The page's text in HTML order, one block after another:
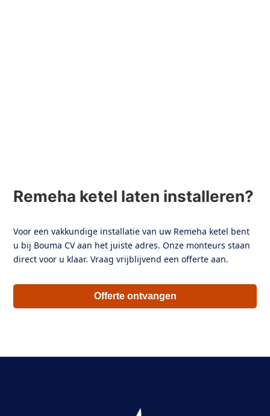
Remeha ketel laten installeren?
Voor een vakkundige installatie van uw Remeha ketel bent
u bij Bouma CV aan het juiste adres. Onze monteurs staan
direct voor u klaar. Vraag vrijblijvend een offerte aan.
Offerte ontvangen